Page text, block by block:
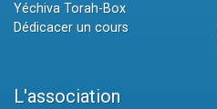
Yéchiva Torah-Box
Dédicacer un cours
L'association